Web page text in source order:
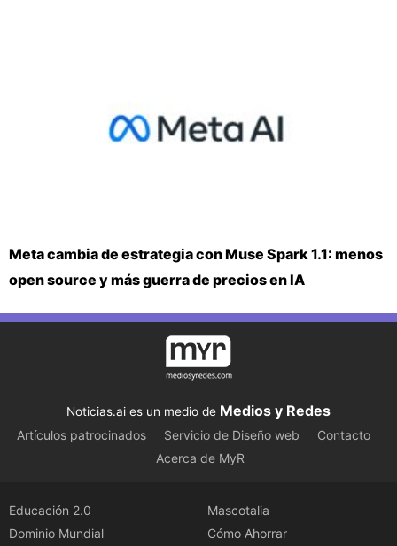
Meta cambia de estrategia con Muse Spark 1.1: menos
open source y más guerra de precios en IA
Noticias.ai es un medio de Medios y Redes
Artículos patrocinados Servicio de Diseño web
Contacto
Acerca de MyR
Educación 2.0
Dominio Mundial
Mascotalia
Cómo Ahorrar